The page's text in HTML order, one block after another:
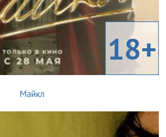
18+
Майкл